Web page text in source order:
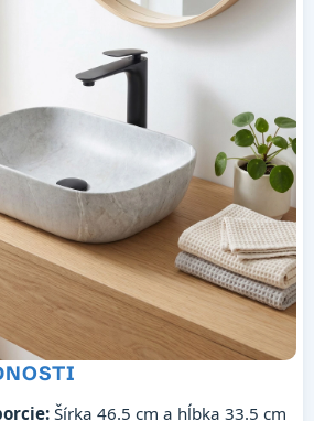
Šírka 46.5 cm a hĺbka 33.5 cm